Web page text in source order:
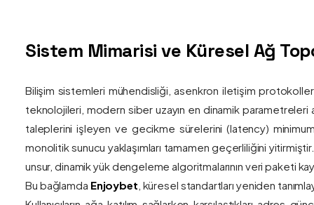
Sistem Mimarisi ve Küresel Ağ
Bilişim sistemleri mühendisliği, asenkron iletişim
teknolojileri, modern siber uzayın en dinamik parametreleri
taleplerini işleyen ve gecikme sürelerini (latency)
monolitik sunucu yaklaşımları tamamen geçerliliğini
unsur, dinamik yük dengeleme algoritmalarının veri paketi
Bu bağlamda Enjoybet , küresel standartları yeniden